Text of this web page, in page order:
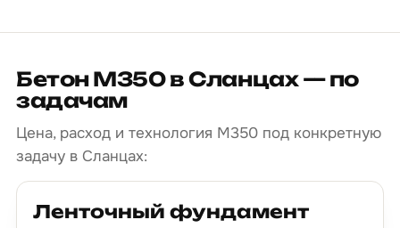
Бетон М350 в Сланцах — по
задачам
Цена, расход и технология М350 под конкретную
задачу в Сланцах:
Ленточный фундамент